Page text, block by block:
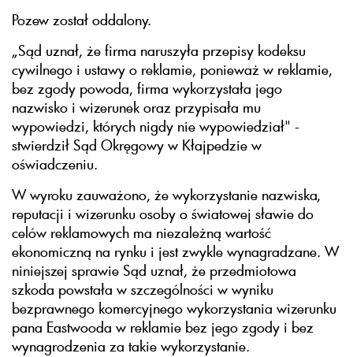
Pozew został oddalony.
„Sąd uznał, że firma naruszyła przepisy kodeksu
cywilnego i ustawy o reklamie, ponieważ w reklamie,
bez zgody powoda, firma wykorzystała jego
nazwisko i wizerunek oraz przypisała mu
wypowiedzi, których nigdy nie wypowiedział" -
stwierdził Sąd Okręgowy w Kłajpedzie w
oświadczeniu.
W wyroku zauważono, że wykorzystanie nazwiska,
reputacji i wizerunku osoby o światowej sławie do
celów reklamowych ma niezależną wartość
ekonomiczną na rynku i jest zwykle wynagradzane. W
niniejszej sprawie Sąd uznał, że przedmiotowa
szkoda powstała w szczególności w wyniku
bezprawnego komercyjnego wykorzystania wizerunku
pana Eastwooda w reklamie bez jego zgody i bez
wynagrodzenia za takie wykorzystanie.